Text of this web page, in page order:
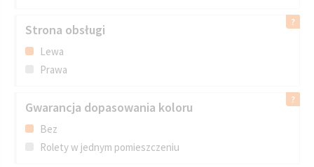
Strona obsługi
Lewa
Prawa
Gwarancja dopasowania koloru
Bez
Rolety w jednym pomieszczeniu